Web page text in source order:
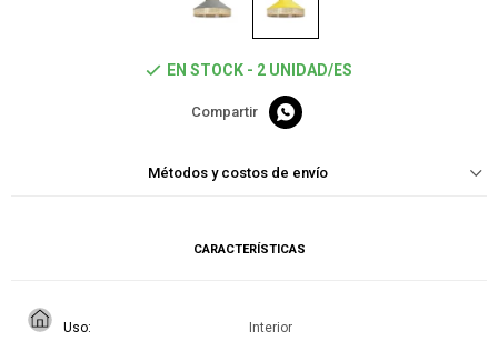
EN STOCK - 2 UNIDAD/ES

Métodos y costos de envío
CARACTERÍSTICAS
Uso Interior